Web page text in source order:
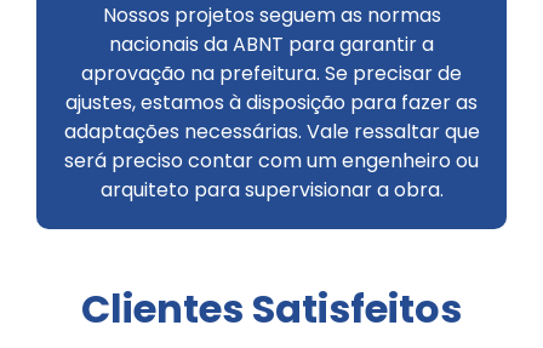
Nossos projetos seguem as normas
nacionais da ABNT para garantir a
aprovação na prefeitura. Se precisar de
ajustes, estamos à disposição para fazer as
adaptações necessárias. Vale ressaltar que
será preciso contar com um engenheiro ou
arquiteto para supervisionar a obra.
Clientes Satisfeitos